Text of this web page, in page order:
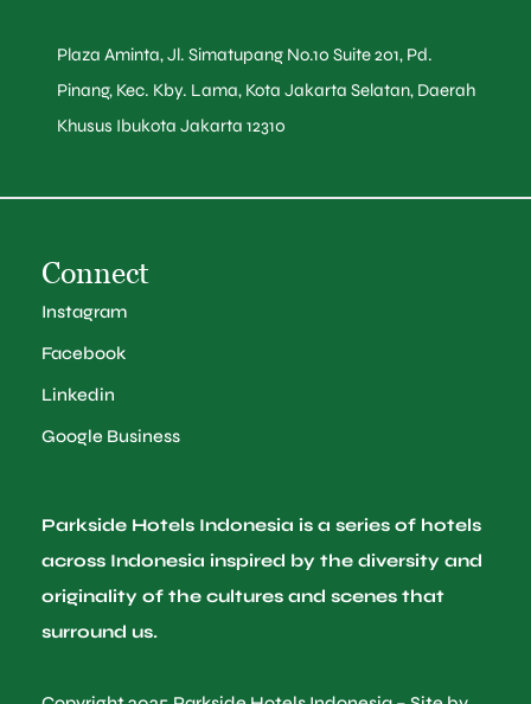
Plaza Aminta, Jl. Simatupang No.10 Suite 201, Pd.
Pinang, Kec. Kby. Lama, Kota Jakarta Selatan, Daerah
Khusus Ibukota Jakarta 12310
Connect
Instagram
Facebook
Linkedin
Google Business
Parkside Hotels Indonesia is a series of hotels
across Indonesia inspired by the diversity and
originality of the cultures and scenes that
surround us.